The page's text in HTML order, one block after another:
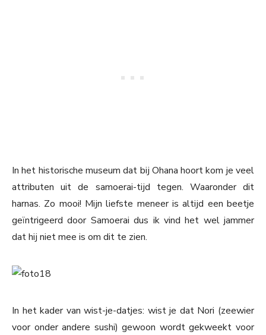
In het historische museum dat bij Ohana hoort kom je veel
attributen uit de samoerai-tijd tegen. Waaronder dit
harnas. Zo mooi! Mijn liefste meneer is altijd een beetje
geïntrigeerd door Samoerai dus ik vind het wel jammer
dat hij niet mee is om dit te zien.
In het kader van wist-je-datjes: wist je dat Nori (zeewier
voor onder andere sushi) gewoon wordt gekweekt voor